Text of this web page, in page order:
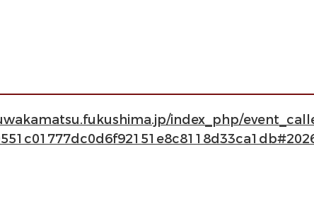
index_php/